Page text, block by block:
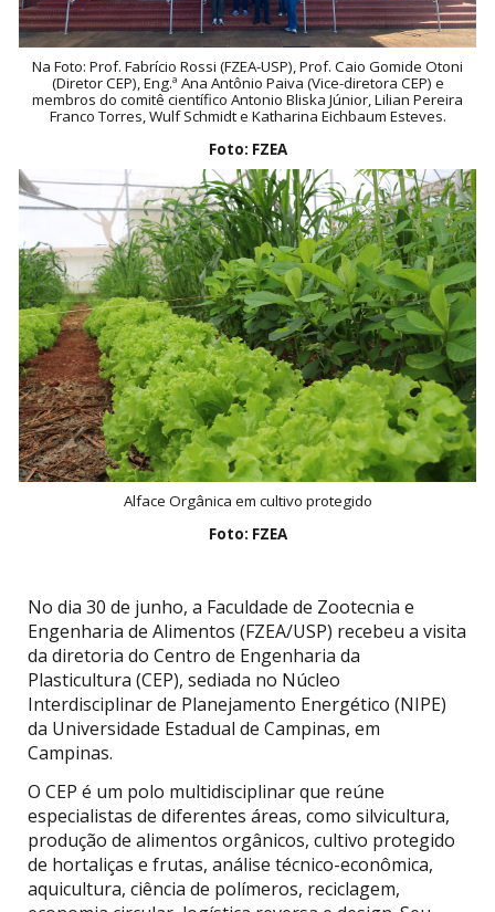
Na Foto: Prof. Fabrício Rossi (FZEA-USP), Prof. Caio Gomide Otoni
(Diretor CEP), Eng.ª Ana Antônio Paiva (Vice-diretora CEP) e
membros do comitê científico Antonio Bliska Júnior, Lilian Pereira
Franco Torres, Wulf Schmidt e Katharina Eichbaum Esteves.
Foto: FZEA
Alface Orgânica em cultivo protegido
Foto: FZEA
No dia 30 de junho, a Faculdade de Zootecnia e
Engenharia de Alimentos (FZEA/USP) recebeu a visita
da diretoria do Centro de Engenharia da
Plasticultura (CEP), sediada no Núcleo
Interdisciplinar de Planejamento Energético (NIPE)
da Universidade Estadual de Campinas, em
Campinas.
O CEP é um polo multidisciplinar que reúne
especialistas de diferentes áreas, como silvicultura,
produção de alimentos orgânicos, cultivo protegido
de hortaliças e frutas, análise técnico-econômica,
aquicultura, ciência de polímeros, reciclagem,